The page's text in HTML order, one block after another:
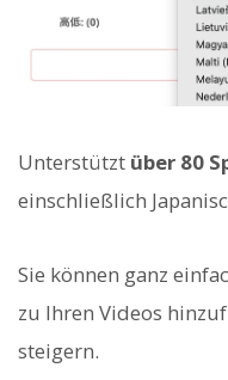
Unterstützt über 80
einschließlich
Sie können ganz
zu Ihren Videos
steigern.